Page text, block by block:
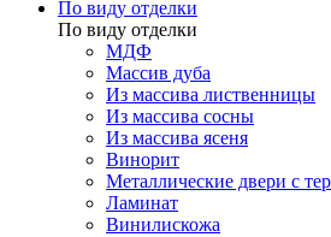
По виду отделки
По виду отделки
МДФ
Массив дуба
Из массива лиственницы
Из массива сосны
Из массива ясеня
Винорит
Металлические двери с
Ламинат
Винилискожа